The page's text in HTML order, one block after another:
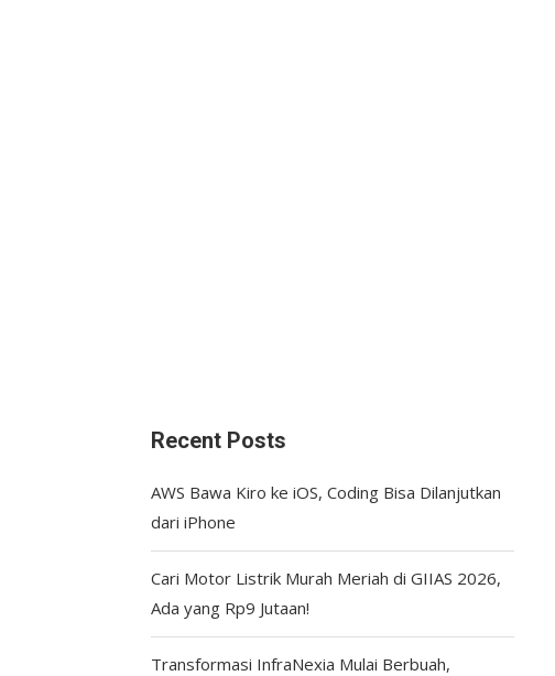
Recent Posts
AWS Bawa Kiro ke iOS, Coding Bisa Dilanjutkan
dari iPhone
Cari Motor Listrik Murah Meriah di GIIAS 2026,
Ada yang Rp9 Jutaan!
Transformasi InfraNexia Mulai Berbuah,